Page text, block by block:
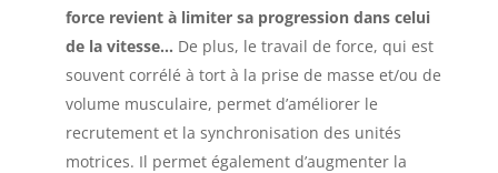
force revient à limiter sa progression dans celui
de la vitesse… De plus, le travail de force, qui est
souvent corrélé à tort à la prise de masse et/ou de
volume musculaire, permet d’améliorer le
recrutement et la synchronisation des unités
motrices. Il permet également d’augmenter la